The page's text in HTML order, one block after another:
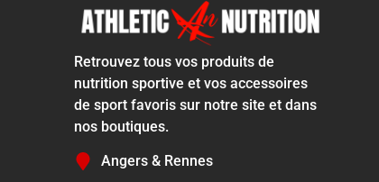
Retrouvez tous vos produits de
nutrition sportive et vos accessoires
de sport favoris sur notre site et dans
nos boutiques.
Angers & Rennes